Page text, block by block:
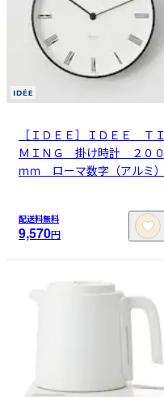
［ＩＤＥＥ］ＩＤＥＥ ＴＩ
ＭＩＮＧ 掛け時計 ２００
ｍｍ ローマ数字（アルミ）
配送料無料
9,570円